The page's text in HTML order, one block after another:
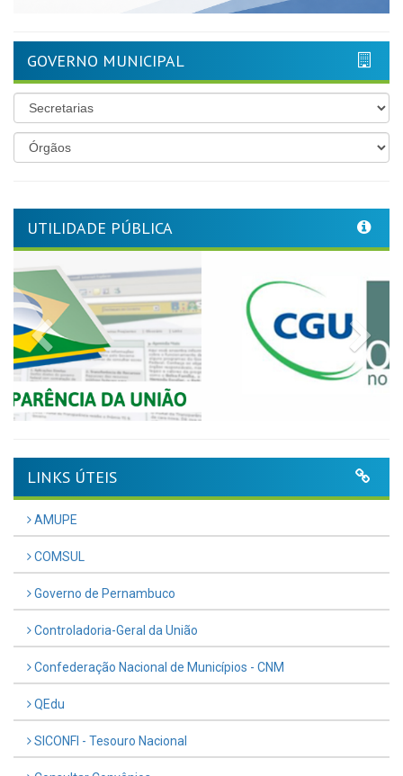
GOVERNO MUNICIPAL
UTILIDADE PÚBLICA
Previous
LINKS ÚTEIS
AMUPE
COMSUL
Governo de Pernambuco
Controladoria-Geral da União
Confederação Nacional de Municípios - CNM
QEdu
SICONFI - Tesouro Nacional